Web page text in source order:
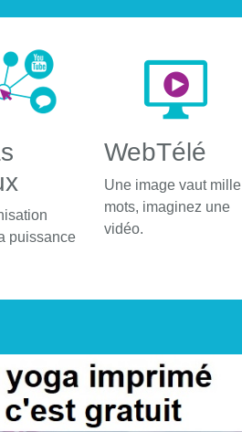
puissance
WebTélé
Une image vaut mille
mots, imaginez une
vidéo.